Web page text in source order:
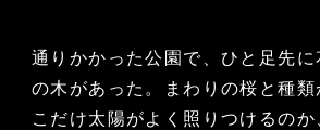
通りかかった公園で、ひと足先
の木があった。まわりの桜と種類
こだけ太陽がよく照りつけるの